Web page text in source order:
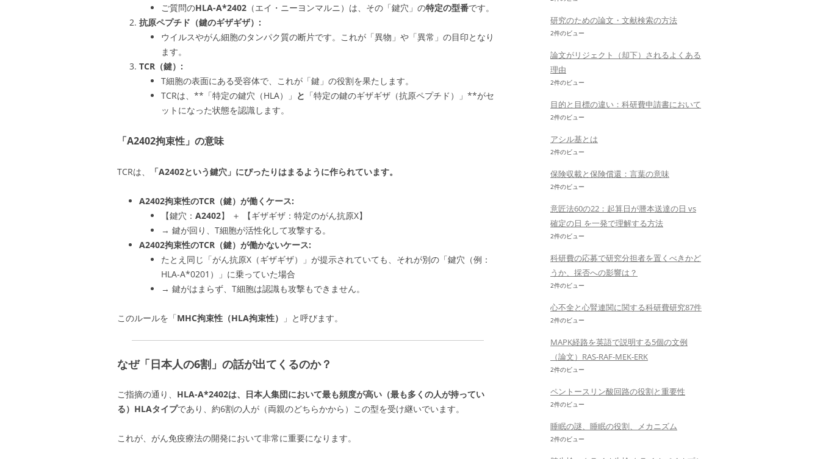
ご質問のHLA-A*2402 （エイ・ニーヨンマルニ）は、その「鍵穴」の特定の型番です。
抗原ペプチド（鍵のギザギザ）:
ウイルスやがん細胞のタンパク質の断片です。これが「異物」や「異常」の目印となり
ます。
TCR（鍵）:
T細胞の表面にある受容体で、これが「鍵」の役割を果たします。
TCRは、**「特定の鍵穴（HLA）」 と 「特定の鍵のギザギザ（抗原ペプチド）」**がセ
ットになった状態を認識します。
「A2402拘束性」の意味
TCRは、 「A2402という鍵穴」にぴったりはまるように作られています。
A2402拘束性のTCR（鍵）が働くケース:
【鍵穴： A2402】 ＋ 【ギザギザ：特定のがん抗原X】
→ 鍵が回り、T細胞が活性化して攻撃する。
A2402拘束性のTCR（鍵）が働かないケース:
たとえ同じ「がん抗原X（ギザギザ）」が提示されていても、それが別の「鍵穴（例：
HLA-A*0201）」に乗っていた場合
→ 鍵がはまらず、T細胞は認識も攻撃もできません。
このルールを「MHC拘束性（HLA拘束性） 」と呼びます。
なぜ「日本人の6割」の話が出てくるのか？
ご指摘の通り、 HLA-A*2402は、日本人集団において最も頻度が高い（最も多くの人が持ってい
る）HLAタイプであり、約6割の人が（両親のどちらかから）この型を受け継いでいます。
これが、がん免疫療法の開発において非常に重要になります。
研究のための論文・文献検索の方法
2件のビュー
論文がリジェクト（却下）されるよくある
理由
2件のビュー
目的と目標の違い：科研費申請書において
2件のビュー
アシル基とは
2件のビュー
保険収載と保険償還：言葉の意味
2件のビュー
意匠法60の22：起算日が謄本送達の日 vs
確定の日 を一発で理解する方法
2件のビュー
科研費の応募で研究分担者を置くべきかど
うか、採否への影響は？
2件のビュー
心不全と心腎連関に関する科研費研究87件
2件のビュー
MAPK経路を英語で説明する5個の文例
（論文）RAS-RAF-MEK-ERK
2件のビュー
ペントースリン酸回路の役割と重要性
2件のビュー
睡眠の謎、睡眠の役割、メカニズム
2件のビュー